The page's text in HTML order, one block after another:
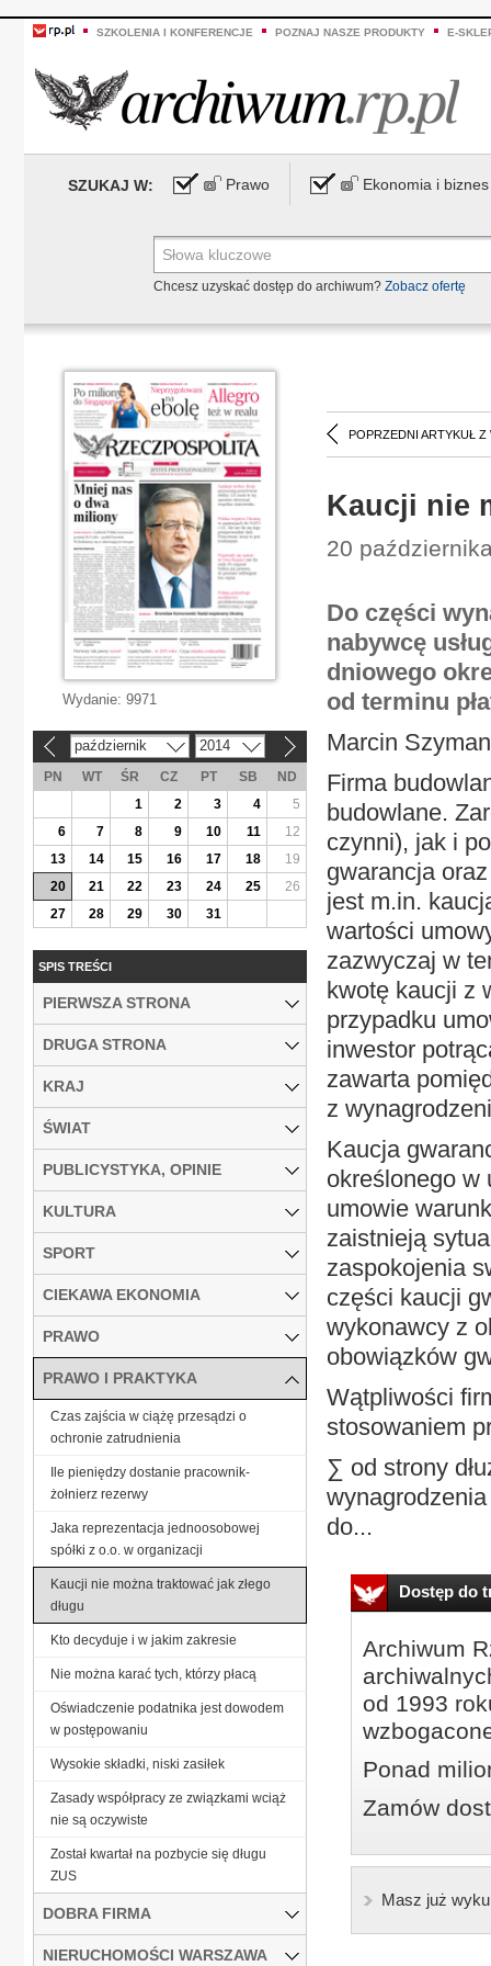
SZKOLENIA I KONFERENCJE POZNAJ NASZE PRODUKTY E-
SZUKAJ W: Prawo Ekonomia i biznes
Chcesz uzyskać dostęp do archiwum? Zobacz ofertę
POPRZEDNI ARTYKUŁ Z
Kaucji nie
20
Do części
nabywcę
dniowego
od terminu
Marcin
Firma
budowlane.
czynni), jak i
gwarancja
jest m.in.
wartości
zazwyczaj w
kwotę kaucji z
przypadku
inwestor
zawarta
z
Kaucja
określonego w
umowie
zaistnieją
zaspokojenia
części kaucji
wykonawcy z
obowiązków
Wątpliwości
stosowaniem
∑ od strony
do...
Dostęp do
Archiwum
od 1993
Ponad
Zamów
Masz już
Wydanie: 9971
październik 2014
PN WT ŚR CZ PT SB
ND
1
2 3 4
5
6
7 8 9 10 11
12
13
14 15 16 17 18
19
20
21 22 23 24 25
26
27
28 29 30 31
SPIS TREŚCI
PIERWSZA STRONA
DRUGA STRONA
KRAJ
ŚWIAT
PUBLICYSTYKA, OPINIE
KULTURA
SPORT
CIEKAWA EKONOMIA
PRAWO
PRAWO I PRAKTYKA
Czas zajścia w ciążę przesądzi o
ochronie zatrudnienia
Ile pieniędzy dostanie pracownik-
żołnierz rezerwy
Jaka reprezentacja jednoosobowej
spółki z o.o. w organizacji
Kaucji nie można traktować jak złego
długu
Kto decyduje i w jakim zakresie
Nie można karać tych, którzy płacą
Oświadczenie podatnika jest dowodem
w postępowaniu
Wysokie składki, niski zasiłek
Zasady współpracy ze związkami wciąż
nie są oczywiste
Został kwartał na pozbycie się długu
ZUS
DOBRA FIRMA
NIERUCHOMOŚCI WARSZAWA